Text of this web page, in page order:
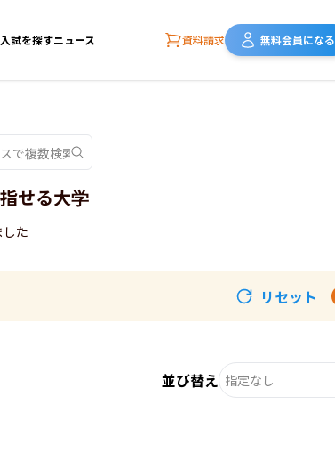
試を探すニュース 資料請求 無料会員になる
せる大学
た
リセット
並び替え 指定なし